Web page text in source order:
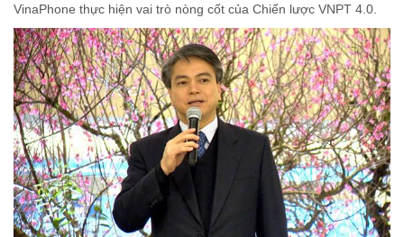
VinaPhone thực hiện vai trò nòng cốt của Chiến lược VNPT 4.0.